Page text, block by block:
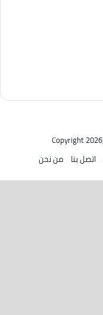
اتصل بنا من نحن